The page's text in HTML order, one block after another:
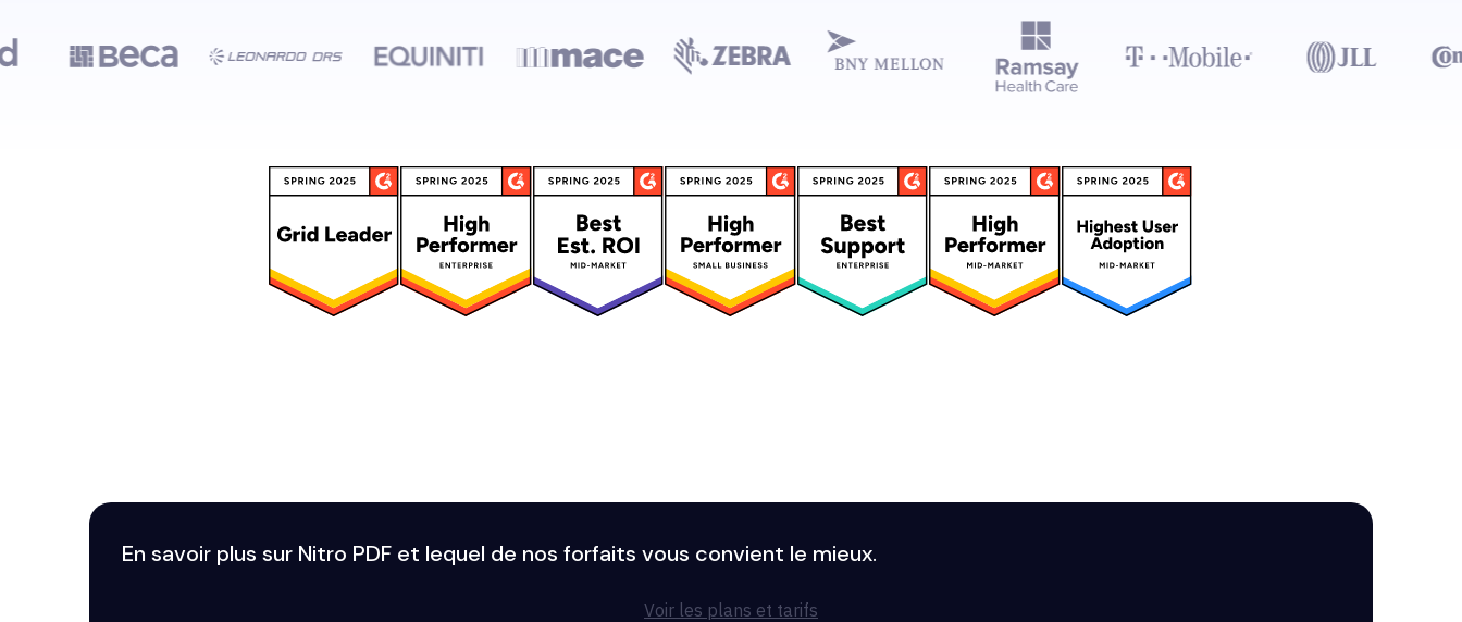
En savoir plus sur Nitro PDF et lequel de nos forfaits vous convient le mieux.
Voir les plans et tarifs